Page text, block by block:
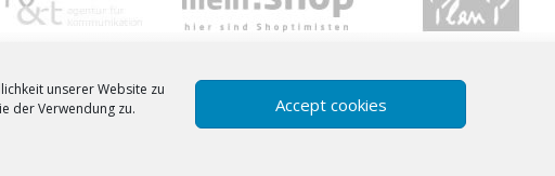
unserer Website zu
der Verwendung zu.
Accept cookies